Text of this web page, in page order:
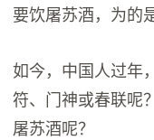
要饮屠苏酒，为的
如今，中国人过年
符、门神或春联呢
屠苏酒呢？